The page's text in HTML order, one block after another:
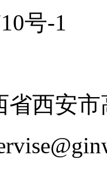
号-1
西省西安